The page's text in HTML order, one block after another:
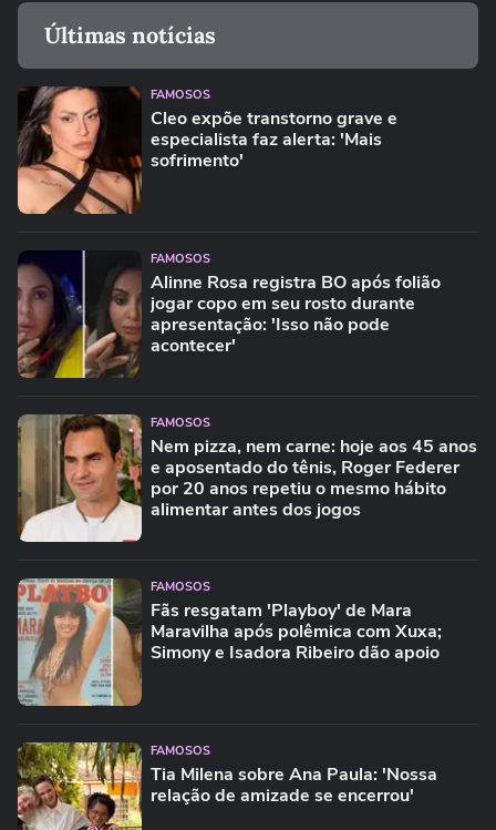
Últimas notícias
FAMOSOS
Cleo expõe transtorno grave e
especialista faz alerta: 'Mais
sofrimento'
FAMOSOS
Alinne Rosa registra BO após folião
jogar copo em seu rosto durante
apresentação: 'Isso não pode
acontecer'
FAMOSOS
Nem pizza, nem carne: hoje aos 45 anos
e aposentado do tênis, Roger Federer
por 20 anos repetiu o mesmo hábito
alimentar antes dos jogos
FAMOSOS
Fãs resgatam 'Playboy' de Mara
Maravilha após polêmica com Xuxa;
Simony e Isadora Ribeiro dão apoio
FAMOSOS
Tia Milena sobre Ana Paula: 'Nossa
relação de amizade se encerrou'